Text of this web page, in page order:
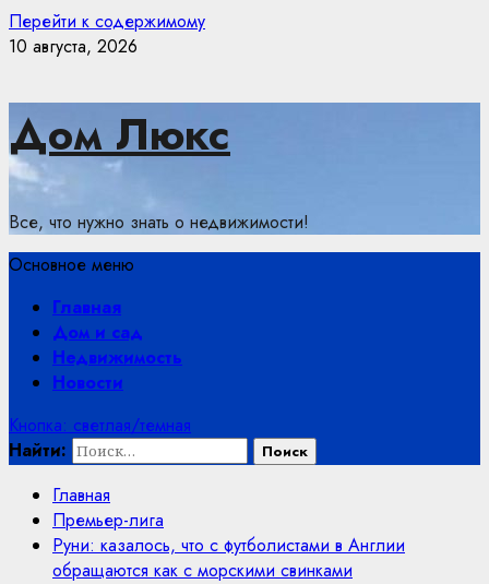
Перейти к содержимому
10 августа, 2026
Дом Люкс
Все, что нужно знать о недвижимости!
Основное меню
Главная
Дом и сад
Недвижимость
Новости
Кнопка: светлая/темная
Найти:
Главная
Премьер-лига
Руни: казалось, что с футболистами в Англии
обращаются как с морскими свинками